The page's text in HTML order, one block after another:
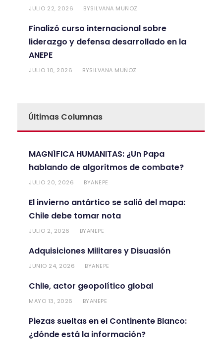
JULIO 22, 2026 BYSILVANA MUÑOZ
Finalizó curso internacional sobre
liderazgo y defensa desarrollado en la
ANEPE
JULIO 10, 2026 BYSILVANA MUÑOZ
Últimas Columnas
MAGNÍFICA HUMANITAS: ¿Un Papa
hablando de algoritmos de combate?
JULIO 20, 2026 BYANEPE
El invierno antártico se salió del mapa:
Chile debe tomar nota
JULIO 2, 2026 BYANEPE
Adquisiciones Militares y Disuasión
JUNIO 24, 2026 BYANEPE
Chile, actor geopolítico global
MAYO 13, 2026 BYANEPE
Piezas sueltas en el Continente Blanco:
¿dónde está la información?